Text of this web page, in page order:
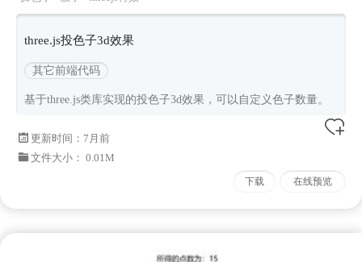
three.js投色子3d效果
其它前端代码
基于three.js类库实现的投色子3d效果，可以自定义色子数量。
更新时间： 7月前
文件大小： 0.01M
下载 在线预览